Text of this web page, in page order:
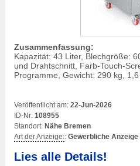
Zusammenfassung:
Kapazität: 43 Liter, Blechgröße:
und Drahtschnitt, Farb-Touch-
Programme, Gewicht: 290 kg,
Veröffentlicht am: 22-Jun-2026
ID-Nr: 108955
Standort: Nähe Bremen
Art der Anzeige:: Gewerbliche Anzeige
Lies alle Details!